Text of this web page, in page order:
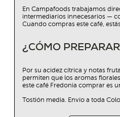
En Campafoods trabajamos
intermediarios innecesarios —
Cuando compras este café,
¿CÓMO
Por su acidez cítrica y notas
permiten que los aromas
este café Fredonia comprar es
Tostión media. Envío a toda